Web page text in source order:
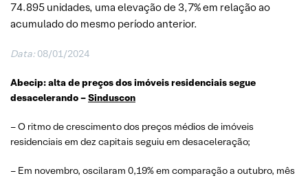
74.895 unidades, uma elevação de 3,7% em relação ao
acumulado do mesmo período anterior.
Data: 08/01/2024
Abecip: alta de preços dos imóveis residenciais segue
desacelerando –Sinduscon
– O ritmo de crescimento dos preços médios de imóveis
residenciais em dez capitais seguiu em desaceleração;
– Em novembro, oscilaram 0,19% em comparação a outubro, mês